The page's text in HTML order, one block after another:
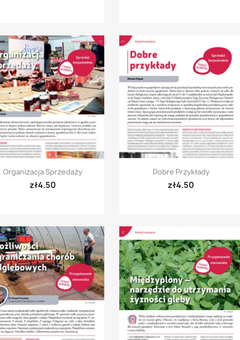
Quick view
Organizacja Sprzedaży
zł4.50
Quick view
Dobre Przykłady
zł4.50